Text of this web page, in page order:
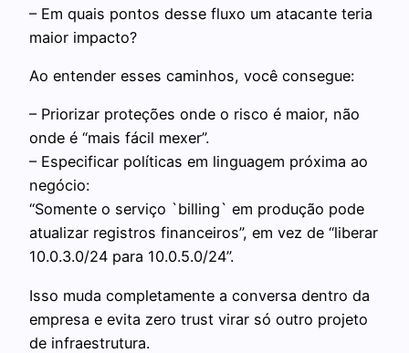
– Em quais pontos desse fluxo um atacante teria
maior impacto?
Ao entender esses caminhos, você consegue:
– Priorizar proteções onde o risco é maior, não
onde é “mais fácil mexer”.
– Especificar políticas em linguagem próxima ao
negócio:
“Somente o serviço `billing` em produção pode
atualizar registros financeiros”, em vez de “liberar
10.0.3.0/24 para 10.0.5.0/24”.
Isso muda completamente a conversa dentro da
empresa e evita zero trust virar só outro projeto
de infraestrutura.